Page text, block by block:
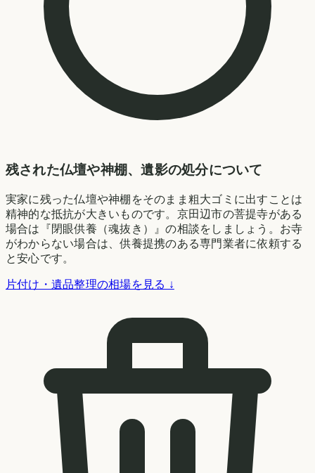
残された仏壇や神棚、遺影の処分について
実家に残った仏壇や神棚をそのまま粗大ゴミに出すことは
精神的な抵抗が大きいものです。京田辺市の菩提寺がある
場合は『閉眼供養（魂抜き）』の相談をしましょう。お寺
がわからない場合は、供養提携のある専門業者に依頼する
と安心です。
片付け・遺品整理の相場を見る ↓